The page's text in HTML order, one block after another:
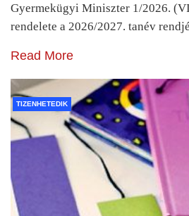
Gyermekügyi Miniszter 1/2026.
rendelete a 2026/2027. tanév
Read More
TIZENHETEDIK